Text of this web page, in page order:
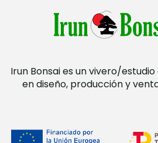
Irun Bonsai es un vivero/
en diseño, producción y